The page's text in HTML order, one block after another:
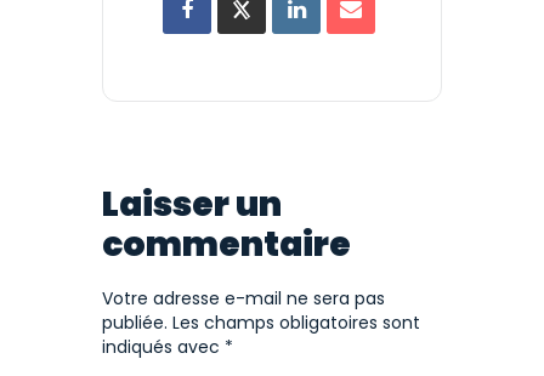
Laisser un
commentaire
Votre adresse e-mail ne sera pas
publiée. Les champs obligatoires sont
indiqués avec *